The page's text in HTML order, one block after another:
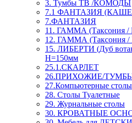
3. Тумбы ТВ /КОМОДЫ
7.1 ФАНТАЗИЯ
7.ФАНТАЗИЯ
11. ГАММА (Таксония /
12. ГАММА (Таксония /
15. ЛИБЕРТИ (Дуб
Н=150мм
25.1.СКАРЛЕТ
26.ПРИХОЖИЕ/
27.Компьютерные столы
28. Столы Туалетные
29. Журнальные столы
30. КРОВАТНЫЕ